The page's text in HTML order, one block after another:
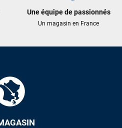
Une équipe de passionnés
Un magasin en France
depuis Tahiti. Super service.
arrivée en super état.
LES AVIS
UN AVIS